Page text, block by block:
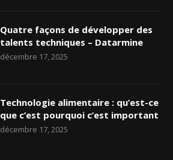
Quatre façons de développer des
talents techniques – Datarmine
décembre 17, 2025
Technologie alimentaire : qu’est-ce
que c’est pourquoi c’est important
décembre 17, 2025